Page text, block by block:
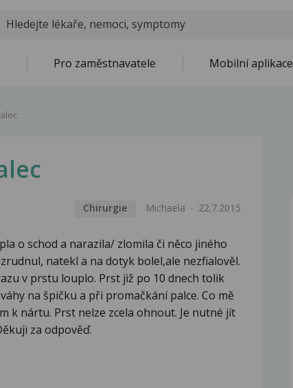
Pro zaměstnavatele Mobilní aplikace
Chirurgie Michaela 22.7.2015
o schod a narazila/ zlomila či něco jiného
natekl a na dotyk bolel,ale nezfialověl.
v prstu louplo. Prst již po 10 dnech tolik
na špičku a při promačkání palce. Co mě
k nártu. Prst nelze zcela ohnout. Je nutné jít
za odpověď.